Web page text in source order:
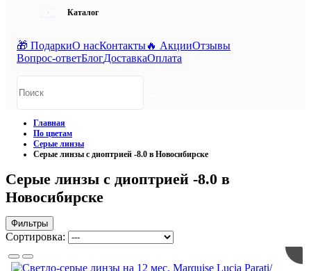
Каталог
🎁 ПодаркиО насКонтакты🔥 АкцииОтзывы
Вопрос-ответБлогДоставкаОплата
Главная
По цветам
Серые линзы
Серые линзы с диоптрией -8.0 в Новосибирске
Серые линзы с диоптрией -8.0 в
Новосибирске
Фильтры
Сортировка: